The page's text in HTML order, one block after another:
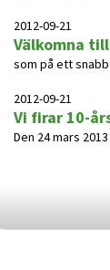
2012-09-21
Välkomna
som på ett
2012-09-21
Vi firar 10-
Den 24 mars